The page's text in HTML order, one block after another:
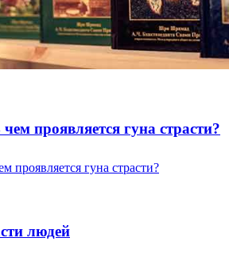
проявляется гуна страсти?
людей